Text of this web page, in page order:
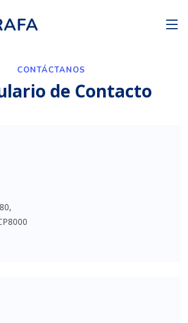
CONTÁCTANOS
de Contacto